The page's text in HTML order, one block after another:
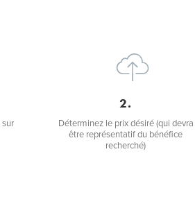
sur
2.
Déterminez le prix désiré (qui devra
être représentatif du bénéfice
recherché)